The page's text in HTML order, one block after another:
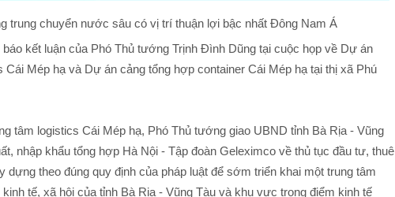
trung chuyển nước sâu có vị trí thuận lợi bậc nhất Đông Nam Á
kết luận của Phó Thủ tướng Trịnh Đình Dũng tại cuộc họp về Dự án
Mép hạ và Dự án cảng tổng hợp container Cái Mép hạ tại thị xã Phú
tâm logistics Cái Mép hạ, Phó Thủ tướng giao UBND tỉnh Bà Rịa - Vũng
nhập khẩu tổng hợp Hà Nội - Tập đoàn Geleximco về thủ tục đầu tư, thuê
dựng theo đúng quy định của pháp luật để sớm triển khai một trung tâm
tế, xã hội của tỉnh Bà Rịa - Vũng Tàu và khu vực trọng điểm kinh tế